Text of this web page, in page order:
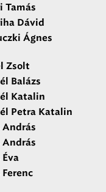
Tamás
Dávid
Ágnes
Zsolt
Balázs
Katalin
Petra Katalin
András
András
Éva
Ferenc